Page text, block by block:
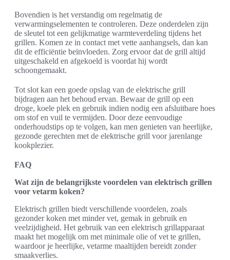
Bovendien is het verstandig om regelmatig de
verwarmingselementen te controleren. Deze onderdelen zijn
de sleutel tot een gelijkmatige warmteverdeling tijdens het
grillen. Komen ze in contact met vette aanhangsels, dan kan
dit de efficiëntie beïnvloeden. Zorg ervoor dat de grill altijd
uitgeschakeld en afgekoeld is voordat hij wordt
schoongemaakt.
Tot slot kan een goede opslag van de elektrische grill
bijdragen aan het behoud ervan. Bewaar de grill op een
droge, koele plek en gebruik indien nodig een afsluitbare hoes
om stof en vuil te vermijden. Door deze eenvoudige
onderhoudstips op te volgen, kan men genieten van heerlijke,
gezonde gerechten met de elektrische grill voor jarenlange
kookplezier.
FAQ
Wat zijn de belangrijkste voordelen van elektrisch grillen
voor vetarm koken?
Elektrisch grillen biedt verschillende voordelen, zoals
gezonder koken met minder vet, gemak in gebruik en
veelzijdigheid. Het gebruik van een elektrisch grillapparaat
maakt het mogelijk om met minimale olie of vet te grillen,
waardoor je heerlijke, vetarme maaltijden bereidt zonder
smaakverlies.